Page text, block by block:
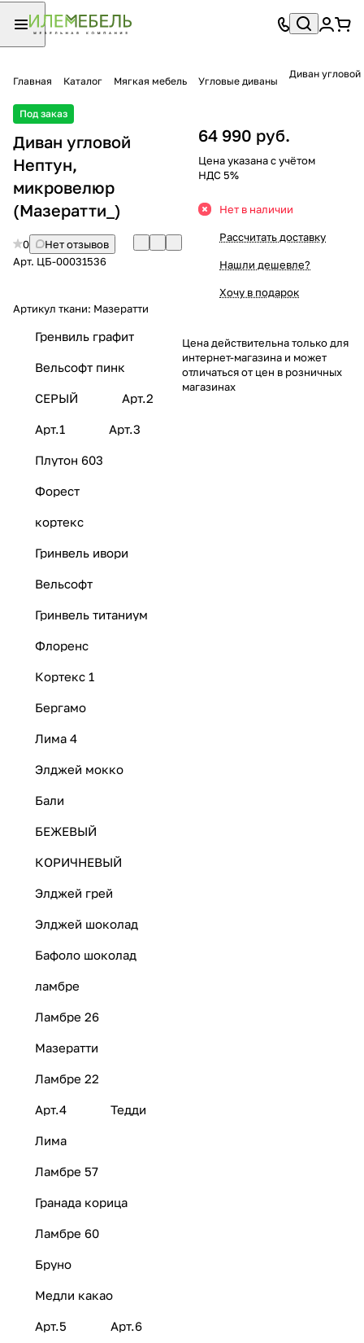
Главная Каталог Мягкая мебель Угловые диваны
Диван
Под заказ
Диван угловой
Нептун,
микровелюр
(Мазератти_)
0
Нет отзывов
Арт. ЦБ-00031536
Артикул ткани: Мазератти
Гренвиль графит
Вельсофт пинк
СЕРЫЙ Арт.2
Арт.1 Арт.3
Плутон 603
Форест
кортекс
Гринвель ивори
Вельсофт
Гринвель титаниум
Флоренс
Кортекс 1
Бергамо
Лима 4
Элджей мокко
Бали
БЕЖЕВЫЙ
КОРИЧНЕВЫЙ
Элджей грей
Элджей шоколад
Бафоло шоколад
ламбре
Ламбре 26
Мазератти
Ламбре 22
Арт.4 Тедди
Лима
Ламбре 57
Гранада корица
Ламбре 60
Бруно
Медли какао
Арт.5 Арт.6
64 990 руб.
Цена указана с учётом
НДС 5%
Нет в наличии
Рассчитать доставку
Нашли дешевле?
Хочу в подарок
Цена действительна только для
интернет-магазина и может
отличаться от цен в розничных
магазинах